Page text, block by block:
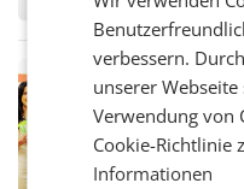
Frühjahr
wieder
RETAIL
Eine
Müller
Über
Altstoff
verbessern.
unserer
Verwendung von
Cookie-Richtlinie
Informationen